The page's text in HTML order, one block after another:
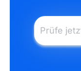
Gib deine